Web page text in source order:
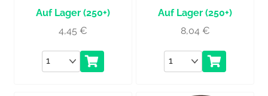
(250+)
4,45 €
Anzahl
(250+)
8,04 €
Anzahl